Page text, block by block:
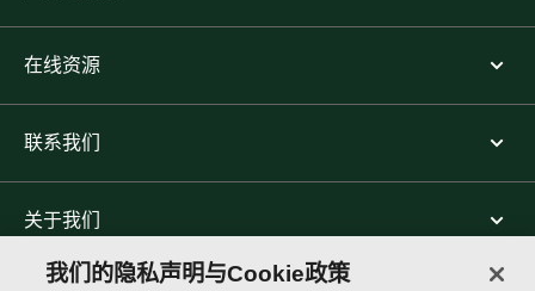
在线资源
联系我们
关于我们
我们的隐私声明与Cookie政策